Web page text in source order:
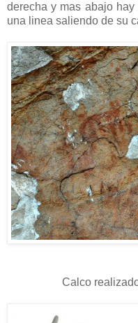
derecha y mas abajo
una linea saliendo de su
Calco